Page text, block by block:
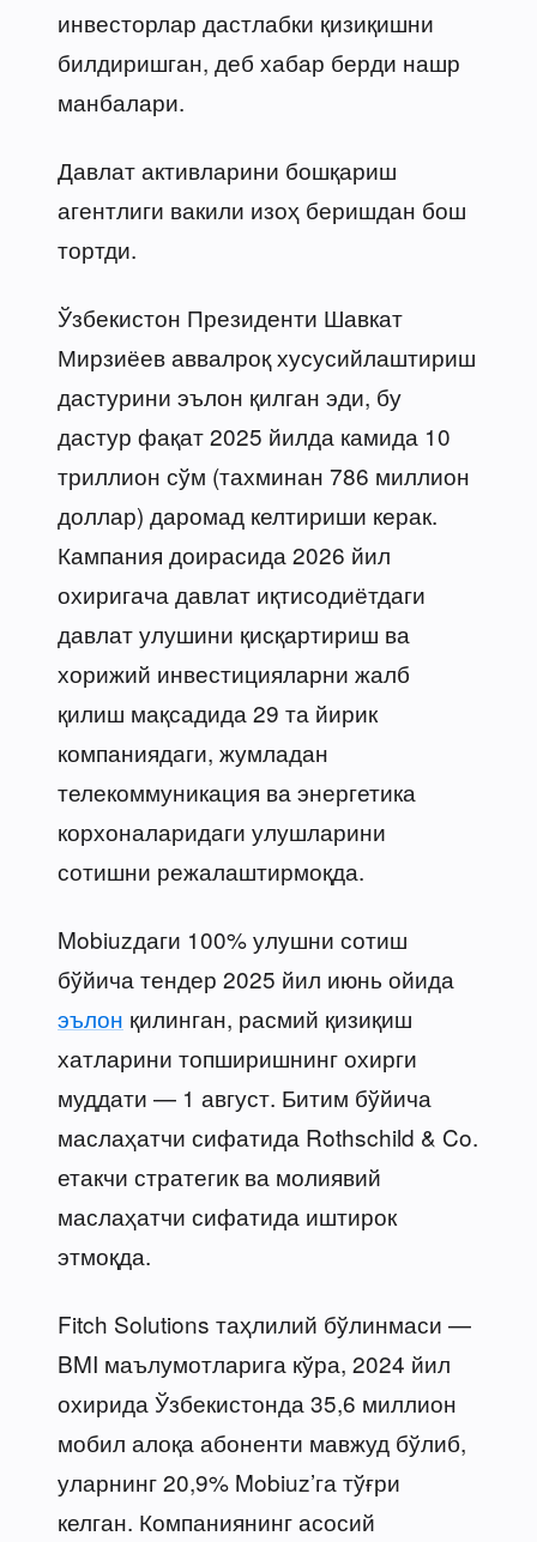
инвесторлар дастлабки қизиқишни
билдиришган, деб хабар берди нашр
манбалари.
Давлат активларини бошқариш
агентлиги вакили изоҳ беришдан бош
тортди.
Ўзбекистон Президенти Шавкат
Мирзиёев аввалроқ хусусийлаштириш
дастурини эълон қилган эди, бу
дастур фақат 2025 йилда камида 10
триллион сўм (тахминан 786 миллион
доллар) даромад келтириши керак.
Кампания доирасида 2026 йил
охиригача давлат иқтисодиётдаги
давлат улушини қисқартириш ва
хорижий инвестицияларни жалб
қилиш мақсадида 29 та йирик
компаниядаги, жумладан
телекоммуникация ва энергетика
корхоналаридаги улушларини
сотишни режалаштирмоқда.
Mobiuzдаги 100% улушни сотиш
бўйича тендер 2025 йил июнь ойида
эълон қилинган, расмий қизиқиш
хатларини топширишнинг охирги
муддати — 1 август. Битим бўйича
маслаҳатчи сифатида Rothschild & Co.
етакчи стратегик ва молиявий
маслаҳатчи сифатида иштирок
этмоқда.
Fitch Solutions таҳлилий бўлинмаси —
BMI маълумотларига кўра, 2024 йил
охирида Ўзбекистонда 35,6 миллион
мобил алоқа абоненти мавжуд бўлиб,
уларнинг 20,9% Mobiuz’га тўғри
келган. Компаниянинг асосий